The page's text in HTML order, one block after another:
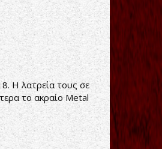
Η λατρεία τους σε
το ακραίο Metal